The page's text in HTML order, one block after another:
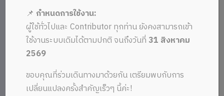
📌กำหนดการใช้งาน:
ผู้ใช้ทั่วไปและ Contributor ทุกท่าน ยังคงสามารถเข้า
ใช้งานระบบเดิมได้ตามปกติ จนถึงวันที่ 31 สิงหาคม
2569
ขอบคุณที่ร่วมเดินทางมาด้วยกัน เตรียมพบกับการ
เปลี่ยนแปลงครั้งสำคัญเร็วๆ นี้ค่ะ!